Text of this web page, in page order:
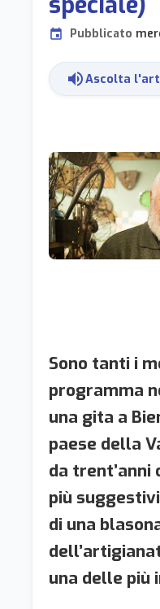
event Pubblicato
volume_upAscolta
Sono tanti i
programma
una gita a
paese della
da trent’anni
più
di una
una delle più